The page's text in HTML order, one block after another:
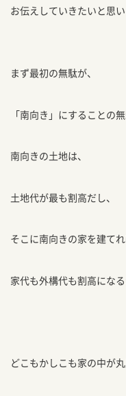
お伝えしていきたいと思い
まず最初の無駄が、
「南向き」にすることの無
南向きの土地は、
土地代が最も割高だし、
そこに南向きの家を建てれ
家代も外構代も割高になる
どこもかしこも家の中が